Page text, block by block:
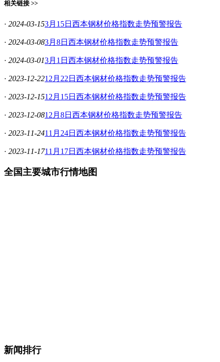
相关链接 >>
· 2024-03-153月15日西本钢材价格指数走势预警报告
· 2024-03-083月8日西本钢材价格指数走势预警报告
· 2024-03-013月1日西本钢材价格指数走势预警报告
· 2023-12-2212月22日西本钢材价格指数走势预警报告
· 2023-12-1512月15日西本钢材价格指数走势预警报告
· 2023-12-0812月8日西本钢材价格指数走势预警报告
· 2023-11-2411月24日西本钢材价格指数走势预警报告
· 2023-11-1711月17日西本钢材价格指数走势预警报告
全国主要城市行情地图
新闻排行